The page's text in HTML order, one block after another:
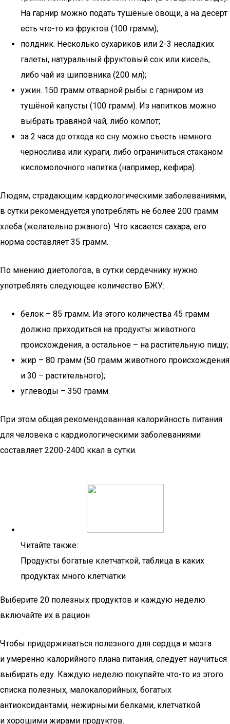
На гарнир можно подать тушёные овощи, а на десерт
есть что-то из фруктов (100 грамм);
полдник. Несколько сухариков или 2-3 несладких
галеты, натуральный фруктовый сок или кисель,
либо чай из шиповника (200 мл);
ужин. 150 грамм отварной рыбы с гарниром из
тушёной капусты (100 грамм). Из напитков можно
выбрать травяной чай, либо компот;
за 2 часа до отхода ко сну можно съесть немного
чернослива или кураги, либо ограничиться стаканом
кисломолочного напитка (например, кефира).
Людям, страдающим кардиологическими заболеваниями,
в сутки рекомендуется употреблять не более 200 грамм
хлеба (желательно ржаного). Что касается сахара, его
норма составляет 35 грамм.
По мнению диетологов, в сутки сердечнику нужно
употреблять следующее количество БЖУ:
белок – 85 грамм. Из этого количества 45 грамм
должно приходиться на продукты животного
происхождения, а остальное – на растительную пищу;
жир – 80 грамм (50 грамм животного происхождения
и 30 – растительного);
углеводы – 350 грамм.
При этом общая рекомендованная калорийность питания
для человека с кардиологическими заболеваниями
составляет 2200-2400 ккал в сутки.
Читайте также:
Продукты богатые клетчаткой, таблица в каких
продуктах много клетчатки
Выберите 20 полезных продуктов и каждую неделю
включайте их в рацион
Чтобы придерживаться полезного для сердца и мозга
и умеренно калорийного плана питания, следует научиться
выбирать еду. Каждую неделю покупайте что-то из этого
списка полезных, малокалорийных, богатых
антиоксидантами, нежирными белками, клетчаткой
и хорошими жирами продуктов.